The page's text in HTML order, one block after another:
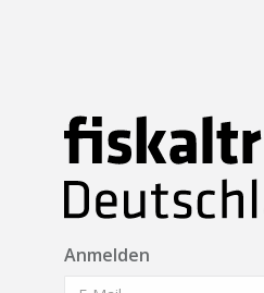
Anmelden